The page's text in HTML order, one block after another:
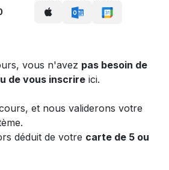
vous n'avez pas besoin de
de vous inscrire ici.
et nous validerons votre
déduit de votre carte de 5 ou